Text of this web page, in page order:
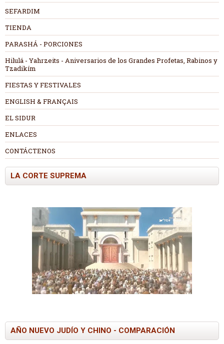
SEFARDIM
TIENDA
PARASHÁ - PORCIONES
Hilulá - Yahrzeits - Aniversarios de los Grandes Profetas, Rabinos y
Tzadikím
FIESTAS Y FESTIVALES
ENGLISH & FRANÇAIS
EL SIDUR
ENLACES
CONTÁCTENOS
LA CORTE SUPREMA
AÑO NUEVO JUDÍO Y CHINO - COMPARACIÓN